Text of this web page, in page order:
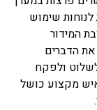
שימוש
המידור
הדברים
ולפקח
מקצוע כושל